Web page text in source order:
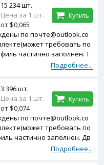
по почте@outlook.co
требовать по
частично заполнен. T
с Turkey ip.
Подробнее...
15 234 шт.
Цена за 1 шт.
от $0,065
Купить
по почте@outlook.co
требовать по
частично заполнен. Дв
Token, cookies в компле
Подробнее...
3 396 шт.
Цена за 1 шт.
от $0,074
Купить